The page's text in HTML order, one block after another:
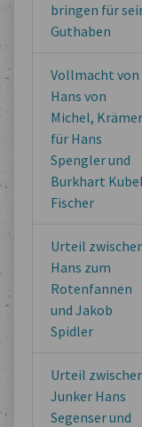
bringen für
Guthaben
Vollmacht von
Hans von
Michel,
für Hans
Spengler und
Burkhart
Fischer
Urteil
Hans zum
Rotenfannen
und Jakob
Spidler
Urteil
Junker Hans
Segenser und